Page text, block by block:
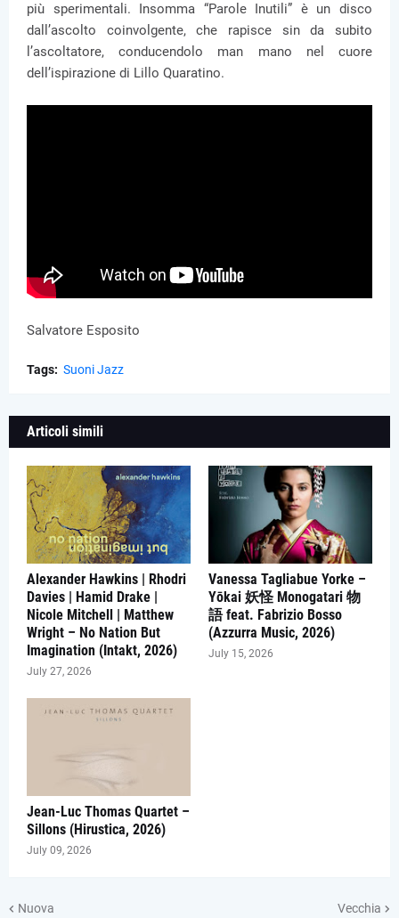
più sperimentali. Insomma “Parole Inutili” è un disco
dall’ascolto coinvolgente, che rapisce sin da subito
l’ascoltatore, conducendolo man mano nel cuore
dell’ispirazione di Lillo Quaratino.
Salvatore Esposito
Tags: Suoni Jazz
Articoli simili
Alexander Hawkins | Rhodri
Davies | Hamid Drake |
Nicole Mitchell | Matthew
Wright – No Nation But
Imagination (Intakt, 2026)
July 27, 2026
Vanessa Tagliabue Yorke –
Yōkai 妖怪 Monogatari 物
語 feat. Fabrizio Bosso
(Azzurra Music, 2026)
July 15, 2026
Jean-Luc Thomas Quartet –
Sillons (Hirustica, 2026)
July 09, 2026
Nuova Vecchia